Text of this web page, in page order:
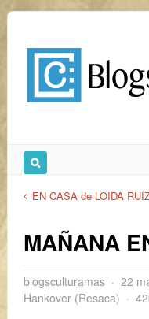
EN CASA de LOIDA
MAÑANA
blogsculturamas 22
Hankover (Resaca)